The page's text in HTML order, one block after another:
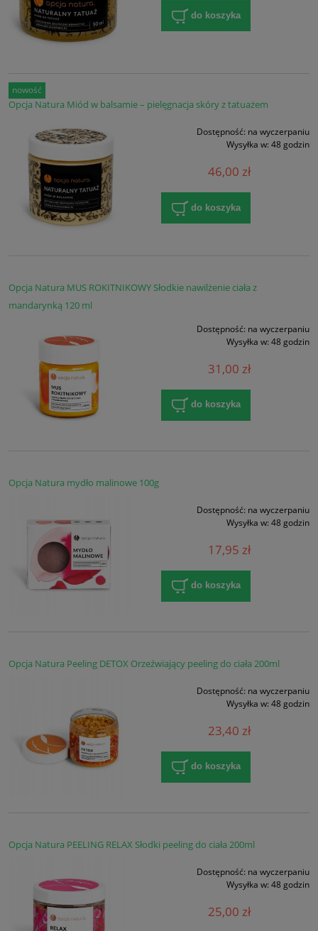
do koszyka
Opcja Natura Miód w balsamie – pielęgnacja skóry z tatuażem
Dostępność: na wyczerpaniu
Wysyłka w: 48 godzin
46,00 zł
do koszyka
nowość
Opcja Natura MUS ROKITNIKOWY Słodkie nawilżenie ciała z
mandarynką 120 ml
Dostępność: na wyczerpaniu
Wysyłka w: 48 godzin
31,00 zł
do koszyka
Opcja Natura mydło malinowe 100g
Dostępność: na wyczerpaniu
Wysyłka w: 48 godzin
17,95 zł
do koszyka
Opcja Natura Peeling DETOX Orzeźwiający peeling do ciała 200ml
Dostępność: na wyczerpaniu
Wysyłka w: 48 godzin
23,40 zł
do koszyka
Opcja Natura PEELING RELAX Słodki peeling do ciała 200ml
Dostępność: na wyczerpaniu
Wysyłka w: 48 godzin
25,00 zł